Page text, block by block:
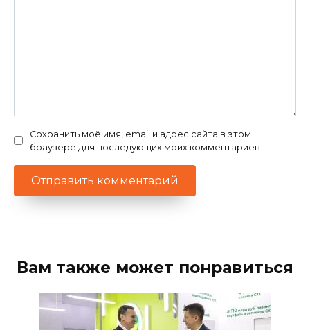
Сохранить моё имя, email и адрес сайта в этом
браузере для последующих моих комментариев.
Вам также может понравиться